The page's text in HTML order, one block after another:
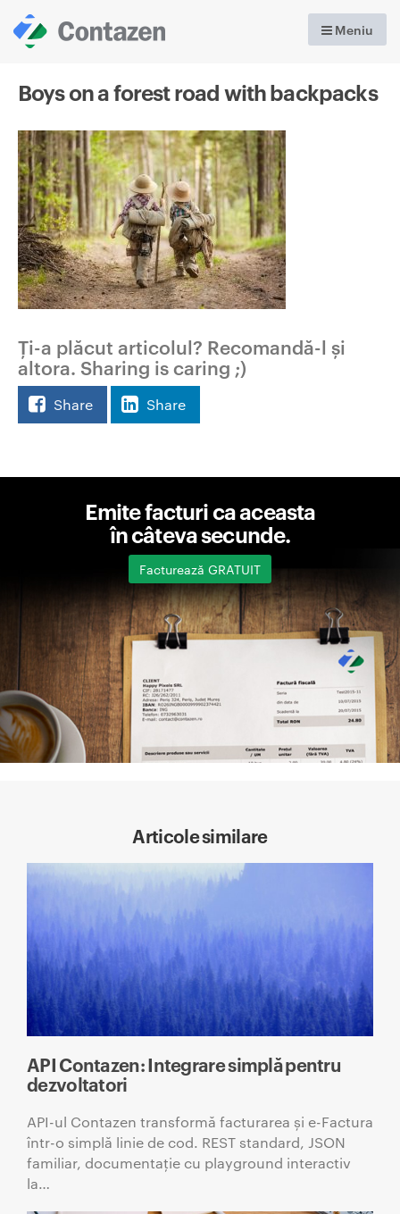
Meniu
Boys on a forest road with backpacks
Ți-a plăcut articolul? Recomandă-l și
altora. Sharing is caring ;)
Share Share
Emite facturi ca aceasta
în câteva secunde.
Facturează GRATUIT
Articole similare
API Contazen: Integrare simplă pentru
dezvoltatori
API-ul Contazen transformă facturarea și e-Factura
într-o simplă linie de cod. REST standard, JSON
familiar, documentație cu playground interactiv
la…